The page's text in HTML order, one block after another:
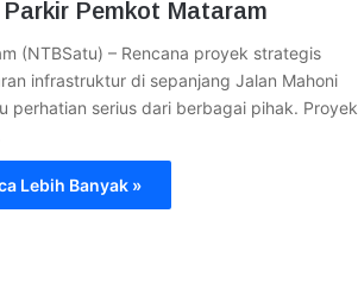
Pemkot Mataram
(NTBSatu) – Rencana proyek strategis
infrastruktur di sepanjang Jalan Mahoni
perhatian serius dari berbagai pihak. Proyek
Lebih Banyak »